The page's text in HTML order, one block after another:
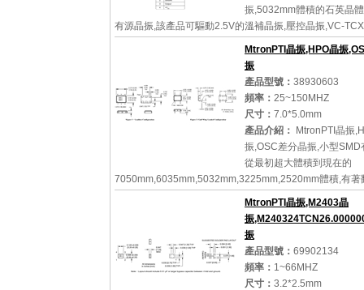
振,5032mm體積的石英晶
有源晶振,該產品可驅動2.5V的溫補晶振,壓控晶振,VC-
蕩器產品,電源電壓的低電耗型,編帶包裝方式,可對應自動
詳細參數 查看大圖
MtronPTI晶振,HPO晶振
振
產品型號： 38930603
頻率： 25~150MHZ
尺寸： 7.0*5.0mm
產品介紹：
MtronPTI晶振
振,OSC差分晶振,小型SMD
從最初超大體積到現在的
7050mm,6035mm,5032mm,3225mm,2520mm體積,有著
的改變,體積的變小也使產品帶來了更高的穩定性能,接縫
詳細參數 查看大圖
MtronPTI晶振,M2403晶
振
振
產品型號： 69902134
頻率： 1~66MHZ
尺寸： 3.2*2.5mm